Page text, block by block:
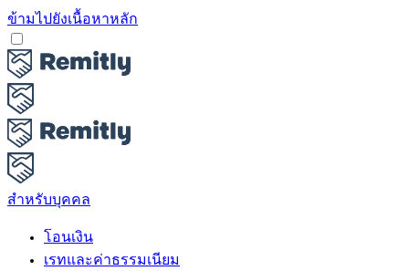
ข้ามไปยังเนื้อหาหลัก
สำหรับบุคคล
โอนเงิน
เรทและค่าธรรมเนียม